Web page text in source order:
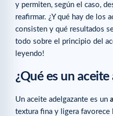
y permiten, según el caso,
reafirmar. ¿Y qué hay de los
consisten y qué resultados
todo sobre el principio del
leyendo!
¿Qué es un
Un aceite adelgazante es un
textura fina y ligera favorece